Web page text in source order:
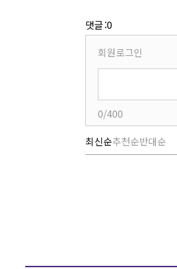
댓글 :0
회원로그인
0/400
최신순추천순반대순